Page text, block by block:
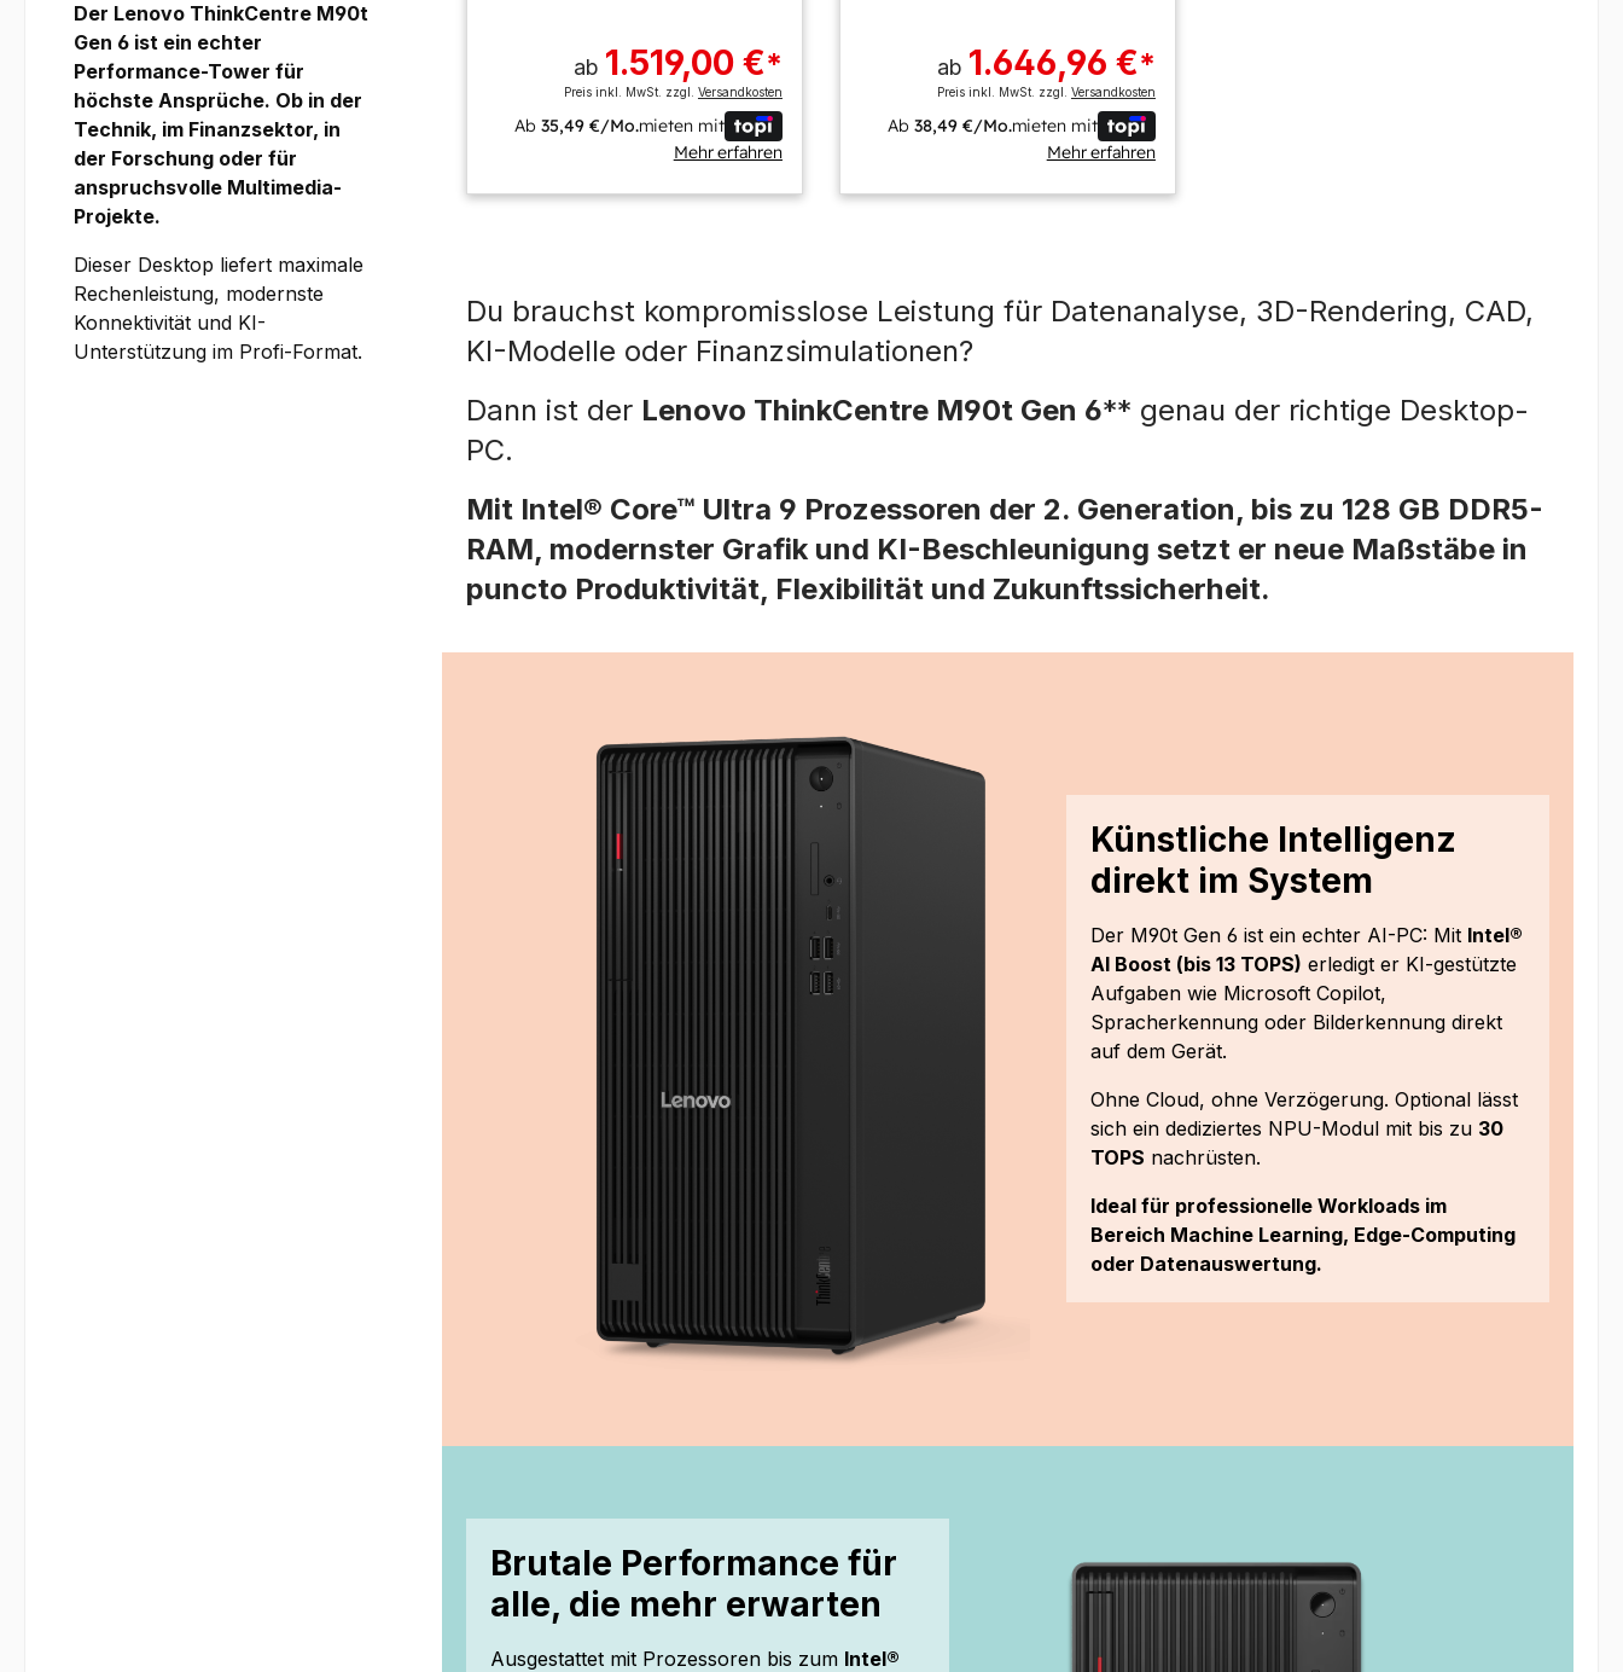
Der Lenovo ThinkCentre M90t
Gen 6 ist ein echter
Performance-Tower für
höchste Ansprüche. Ob in der
Technik, im Finanzsektor, in
der Forschung oder für
anspruchsvolle Multimedia-
Projekte.
Dieser Desktop liefert maximale
Rechenleistung, modernste
Konnektivität und KI-
Unterstützung im Profi-Format.
ab 1.519,00 €*
Preis inkl. MwSt. zzgl. Versandkosten
Ab35,49 €/Mo.mieten mit
Mehr erfahren
ab 1.646,96 €*
Preis inkl. MwSt. zzgl. Versandkosten
Ab38,49 €/Mo.mieten mit
Mehr erfahren
Du brauchst kompromisslose Leistung für Datenanalyse, 3D-Rendering, CAD,
KI-Modelle oder Finanzsimulationen?
Dann ist der Lenovo ThinkCentre M90t Gen 6** genau der richtige Desktop-
PC.
Mit Intel® Core™ Ultra 9 Prozessoren der 2. Generation, bis zu 128 GB DDR5-
RAM, modernster Grafik und KI-Beschleunigung setzt er neue Maßstäbe in
puncto Produktivität, Flexibilität und Zukunftssicherheit.
Künstliche Intelligenz
direkt im System
Der M90t Gen 6 ist ein echter AI-PC: Mit Intel®
AI Boost (bis 13 TOPS) erledigt er KI-gestützte
Aufgaben wie Microsoft Copilot,
Spracherkennung oder Bilderkennung direkt
auf dem Gerät.
Ohne Cloud, ohne Verzögerung. Optional lässt
sich ein dediziertes NPU-Modul mit bis zu 30
TOPS nachrüsten.
Ideal für professionelle Workloads im
Bereich Machine Learning, Edge-Computing
oder Datenauswertung.
Brutale Performance für
alle, die mehr erwarten
Ausgestattet mit Prozessoren bis zum Intel®